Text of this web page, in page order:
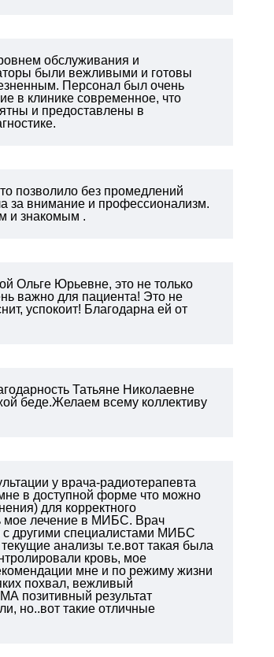
обслуживания и
были вежливыми и готовы
Персонал был очень
в клинике современное, что
и предоставлены в
позволило без промедлений
за внимание и профессионализм.
и знакомым .
Ольге Юрьевне, это не только
важно для пациента! Это не
успокоит! Благодарна ей от
Татьяне Николаевне
беде.Желаем всему коллективу
у врача-радиотерапевта
в доступной форме что можно
для корректного
мое лечение в МИБС. Врач
с другими специалистами МИБС
анализы т.е.вот такая была
кровь, мое
мне и по режиму жизни
похвал, вежливый
позитивный результат
но..вот такие отличные